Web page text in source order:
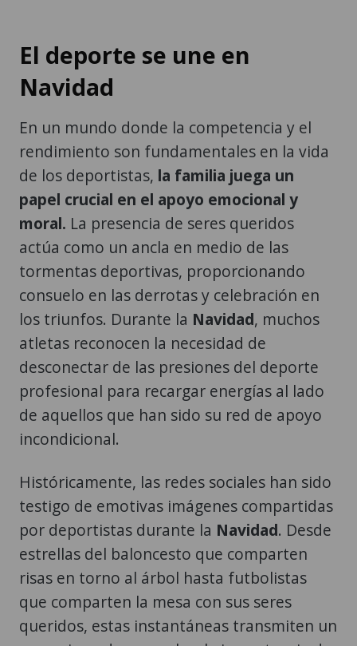
El deporte se une en
Navidad
En un mundo donde la competencia y el
rendimiento son fundamentales en la vida
de los deportistas, la familia juega un
papel crucial en el apoyo emocional y
moral. La presencia de seres queridos
actúa como un ancla en medio de las
tormentas deportivas, proporcionando
consuelo en las derrotas y celebración en
los triunfos. Durante la Navidad, muchos
atletas reconocen la necesidad de
desconectar de las presiones del deporte
profesional para recargar energías al lado
de aquellos que han sido su red de apoyo
incondicional.
Históricamente, las redes sociales han sido
testigo de emotivas imágenes compartidas
por deportistas durante la Navidad. Desde
estrellas del baloncesto que comparten
risas en torno al árbol hasta futbolistas
que comparten la mesa con sus seres
queridos, estas instantáneas transmiten un